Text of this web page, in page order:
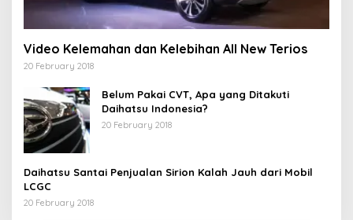
Video Kelemahan dan Kelebihan All New Terios
20 February 2018
Belum Pakai CVT, Apa yang Ditakuti
Daihatsu Indonesia?
20 February 2018
Daihatsu Santai Penjualan Sirion Kalah Jauh dari Mobil
LCGC
20 February 2018